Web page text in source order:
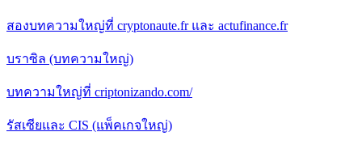
สองบทความใหญ่ที่ cryptonaute.fr และ actufinance.fr
บราซิล (บทความใหญ่)
บทความใหญ่ที่ criptonizando.com/
รัสเซียและ CIS (แพ็คเกจใหญ่)